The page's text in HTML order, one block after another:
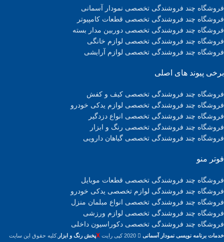
فروشگاه چند فروشندگی تخصصی نمودار آسمانی
فروشگاه چند فروشندگی تخصصی قطعات کامپیوتر
فروشگاه چند فروشندگی تخصصی دوربین مدار بسته
فروشگاه چند فروشندگی تخصصی لوازم خانگی
فروشگاه چند فروشندگی تخصصی لوازم آرایشی
برخی پیوند های اصلی
فروشگاه چند فروشندگی تخصصی کیف و کفش
فروشگاه چند فروشندگی تخصصی لوازم یدکی خودرو
فروشگاه چند فروشندگی تخصصی انواع دزدگیر
فروشگاه چند فروشندگی تخصصی رنگ و ابزار
فروشگاه چند فروشندگی تخصصی گیاهان دارویی
فوتر منو
فروشگاه چند فروشندگی تخصصی قطعات موبایل
فروشگاه چند فروشندگی لوازم تخصصی یدکی خودرو
فروشگاه چند فروشندگی تخصصی انواع مبلمان منزل
فروشگاه چند فروشندگی تخصصی لوازم ورزشی
فروشگاه چند فروشندگی تخصصی دکوراسیون داخلی
خدمات برنامه نویسی نمودار آسمانی Xپخش رنگ و ابزار .کلیه حقوق این سایت